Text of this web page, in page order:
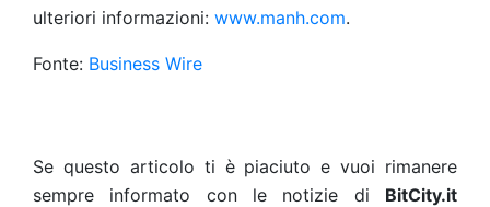
ulteriori informazioni: www.manh.com.
Fonte: Business Wire
Se questo articolo ti è piaciuto e vuoi rimanere
sempre informato con le notizie di BitCity.it